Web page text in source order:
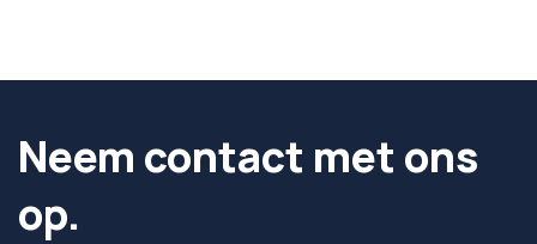
Neem contact met ons
op.